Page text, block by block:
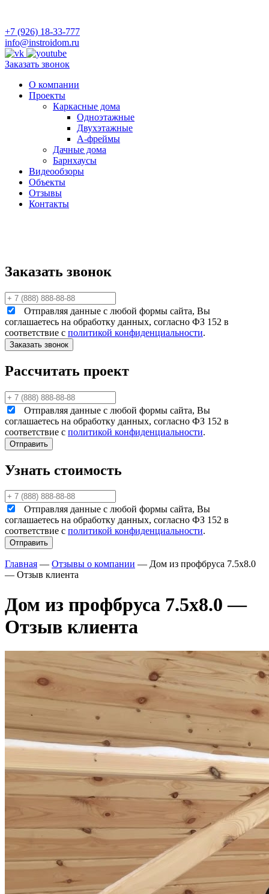
+7 (926) 18-33-777
info@instroidom.ru
Заказать звонок
О компании
Проекты
Каркасные дома
Одноэтажные
Двухэтажные
А-фреймы
Дачные дома
Барнхаусы
Видеообзоры
Объекты
Отзывы
Контакты
Заказать звонок
Отправляя данные с любой формы сайта, Вы
соглашаетесь на обработку данных, согласно ФЗ 152 в
соответствие с политикой конфиденциальности.
Рассчитать проект
Отправляя данные с любой формы сайта, Вы
соглашаетесь на обработку данных, согласно ФЗ 152 в
соответствие с политикой конфиденциальности.
Узнать стоимость
Отправляя данные с любой формы сайта, Вы
соглашаетесь на обработку данных, согласно ФЗ 152 в
соответствие с политикой конфиденциальности.
Главная — Отзывы о компании — Дом из профбруса 7.5х8.0
— Отзыв клиента
Дом из профбруса 7.5х8.0 —
Отзыв клиента